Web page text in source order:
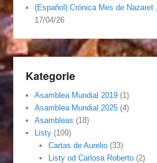
(Español) Crónica Mes de Nazaret
17/04/26
Kategorie
Asamblea Mundial 2019 (1)
Asamblea Mundial 2025 (4)
Asambleas (18)
Listy (109)
Cartas de Aurelio(33)
Listy od Carlosa Roberto(2)